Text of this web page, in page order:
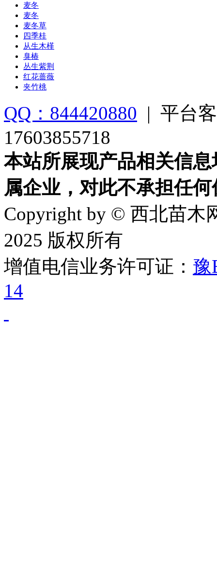
麦冬
麦冬
麦冬草
四季桂
从生木槿
臭椿
丛生紫荆
红花蔷薇
夹竹桃
QQ：844420880 | 平台
17603855718
本站所展现产品相关信
属企业，对此不承担任
Copyright by © 西北苗木
2025 版权所有
增值电信业务许可证： 豫
14